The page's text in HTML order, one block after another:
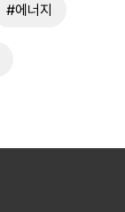
#에너지